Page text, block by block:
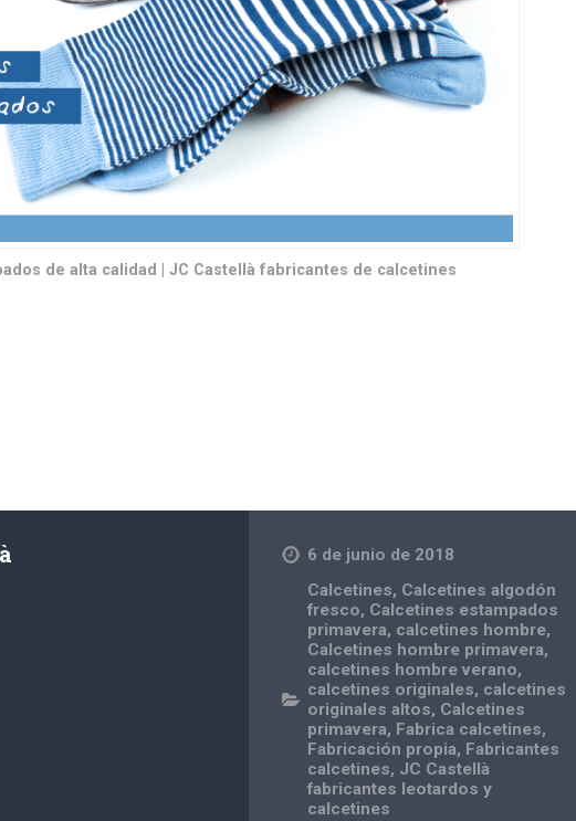
de alta calidad | JC Castellà fabricantes de calcetines
6 de junio de 2018
Calcetines, Calcetines algodón
fresco, Calcetines estampados
primavera, calcetines hombre,
Calcetines hombre primavera,
calcetines hombre verano,
calcetines originales, calcetines
originales altos, Calcetines
primavera, Fabrica calcetines,
Fabricación propia, Fabricantes
calcetines, JC Castellà
fabricantes leotardos y
calcetines